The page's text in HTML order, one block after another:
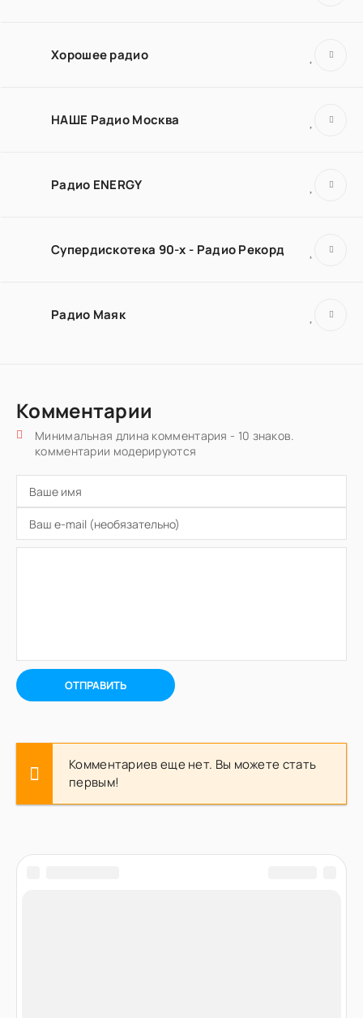
Хорошее радио
НАШЕ Радио Москва
Радио ENERGY
Супердискотека 90-х - Радио Рекорд
Радио Маяк
Комментарии
Минимальная длина комментария - 10 знаков.
комментарии модерируются
ОТПРАВИТЬ
Комментариев еще нет. Вы можете стать
первым!